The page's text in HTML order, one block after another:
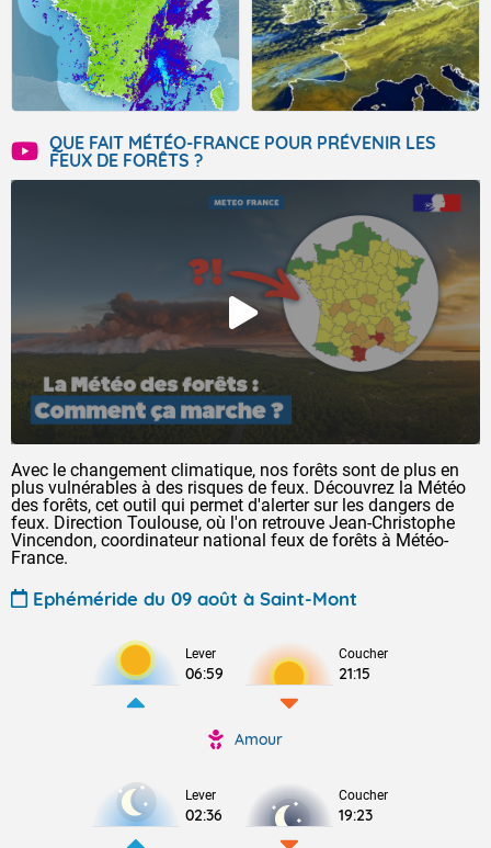
QUE FAIT MÉTÉO-FRANCE POUR PRÉVENIR LES
FEUX DE FORÊTS ?
Avec le changement climatique, nos forêts sont de plus en
plus vulnérables à des risques de feux. Découvrez la Météo
des forêts, cet outil qui permet d'alerter sur les dangers de
feux. Direction Toulouse, où l'on retrouve Jean-Christophe
Vincendon, coordinateur national feux de forêts à Météo-
France.
Ephéméride du 09 août à Saint-Mont
Lever
06:59
Coucher
21:15
Amour
Lever
02:36
Coucher
19:23